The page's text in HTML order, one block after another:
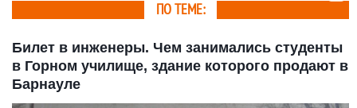
ПО ТЕМЕ:
Билет в инженеры. Чем занимались студенты
в Горном училище, здание которого продают в
Барнауле